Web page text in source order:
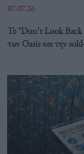
07.07.26
Το "Don’t Look Back
των Oasis και την